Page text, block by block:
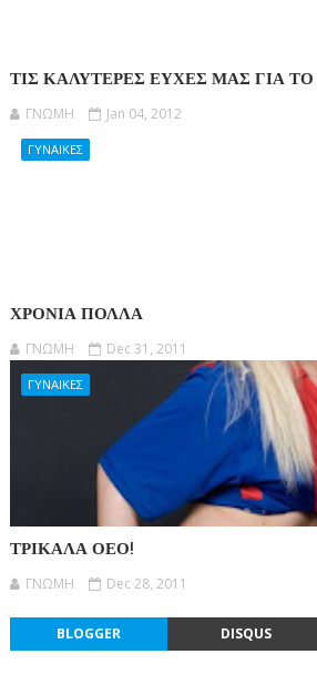
ΤΙΣ ΚΑΛΥΤΕΡΕΣ ΕΥΧΕΣ ΜΑΣ ΓΙΑ ΤΟ
ΓΝΩΜΗ Jan 04, 2012
ΓΥΝΑΙΚΕΣ
ΧΡΟΝΙΑ ΠΟΛΛΑ
ΓΝΩΜΗ Dec 31, 2011
ΓΥΝΑΙΚΕΣ
ΤΡΙΚΑΛΑ ΟΕΟ!
ΓΝΩΜΗ Dec 28, 2011
BLOGGER DISQUS